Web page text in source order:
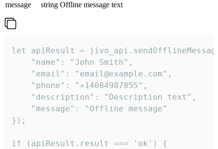
message
string Offline message text
let apiResult =
    "name": "John Smith",
    "email": "email@example.com",
    "phone": "+14084987855",
    "description": "Description text",
    "message": "Offline message"
});
if (apiResult.result === 'ok') {